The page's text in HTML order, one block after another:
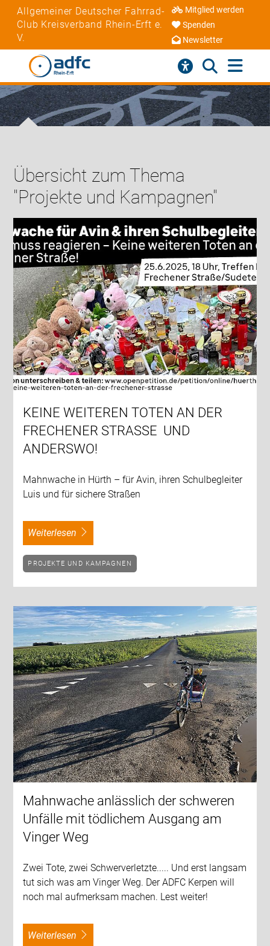
Allgemeiner Deutscher Fahrrad-
Club Kreisverband Rhein-Erft e.
V.
Mitglied werden
Spenden
Newsletter
Übersicht zum Thema
"Projekte und Kampagnen"
KEINE WEITEREN TOTEN AN DER
FRECHENER STRASSE UND
ANDERSWO!
Mahnwache in Hürth – für Avin, ihren Schulbegleiter
Luis und für sichere Straßen
weiterlesen
PROJEKTE UND KAMPAGNEN
Mahnwache anlässlich der schweren
Unfälle mit tödlichem Ausgang am
Vinger Weg
Zwei Tote, zwei Schwerverletzte..... Und erst langsam
tut sich was am Vinger Weg. Der ADFC Kerpen will
noch mal aufmerksam machen. Lest weiter!
weiterlesen